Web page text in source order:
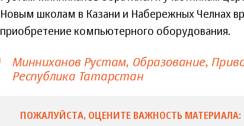
Новым школам в Казани и Набережных Челнах
приобретение компьютерного оборудования.
Минниханов Рустам Образование
Республика Татарстан
ПОЖАЛУЙСТА, ОЦЕНИТЕ ВАЖНОСТЬ МАТЕРИАЛА: